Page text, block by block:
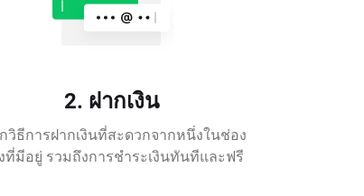
2. ฝากเงิน
วิธีการฝากเงินที่สะดวกจากหนึ่งในช่อง
ที่มีอยู่ รวมถึงการชำระเงินทันทีและฟรี